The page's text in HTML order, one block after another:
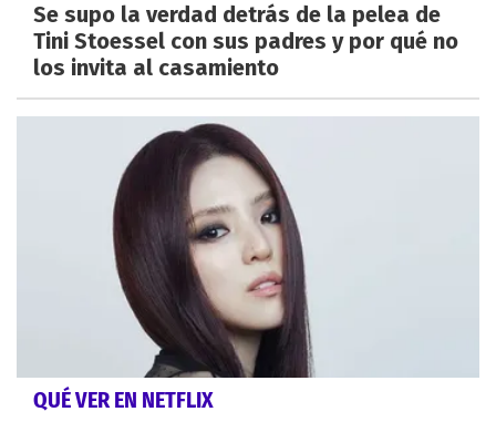
Se supo la verdad detrás de la pelea de
Tini Stoessel con sus padres y por qué no
los invita al casamiento
QUÉ VER EN NETFLIX